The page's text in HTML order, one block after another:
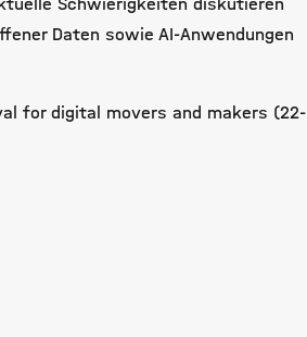
Daten sowie AI-Anwendungen
for digital movers and makers (22-